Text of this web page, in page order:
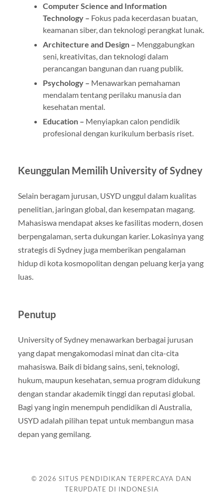
Computer Science and Information
Technology – Fokus pada kecerdasan buatan,
keamanan siber, dan teknologi perangkat lunak.
Architecture and Design – Menggabungkan
seni, kreativitas, dan teknologi dalam
perancangan bangunan dan ruang publik.
Psychology – Menawarkan pemahaman
mendalam tentang perilaku manusia dan
kesehatan mental.
Education – Menyiapkan calon pendidik
profesional dengan kurikulum berbasis riset.
Keunggulan Memilih University of Sydney
Selain beragam jurusan, USYD unggul dalam kualitas
penelitian, jaringan global, dan kesempatan magang.
Mahasiswa mendapat akses ke fasilitas modern, dosen
berpengalaman, serta dukungan karier. Lokasinya yang
strategis di Sydney juga memberikan pengalaman
hidup di kota kosmopolitan dengan peluang kerja yang
luas.
Penutup
University of Sydney menawarkan berbagai jurusan
yang dapat mengakomodasi minat dan cita-cita
mahasiswa. Baik di bidang sains, seni, teknologi,
hukum, maupun kesehatan, semua program didukung
dengan standar akademik tinggi dan reputasi global.
Bagi yang ingin menempuh pendidikan di Australia,
USYD adalah pilihan tepat untuk membangun masa
depan yang gemilang.
© 2026 SITUS PENDIDIKAN TERPERCAYA DAN
TERUPDATE DI INDONESIA